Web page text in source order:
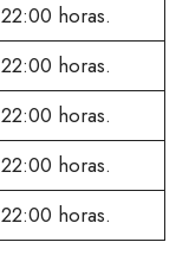
horas.
horas.
horas.
horas.
horas.